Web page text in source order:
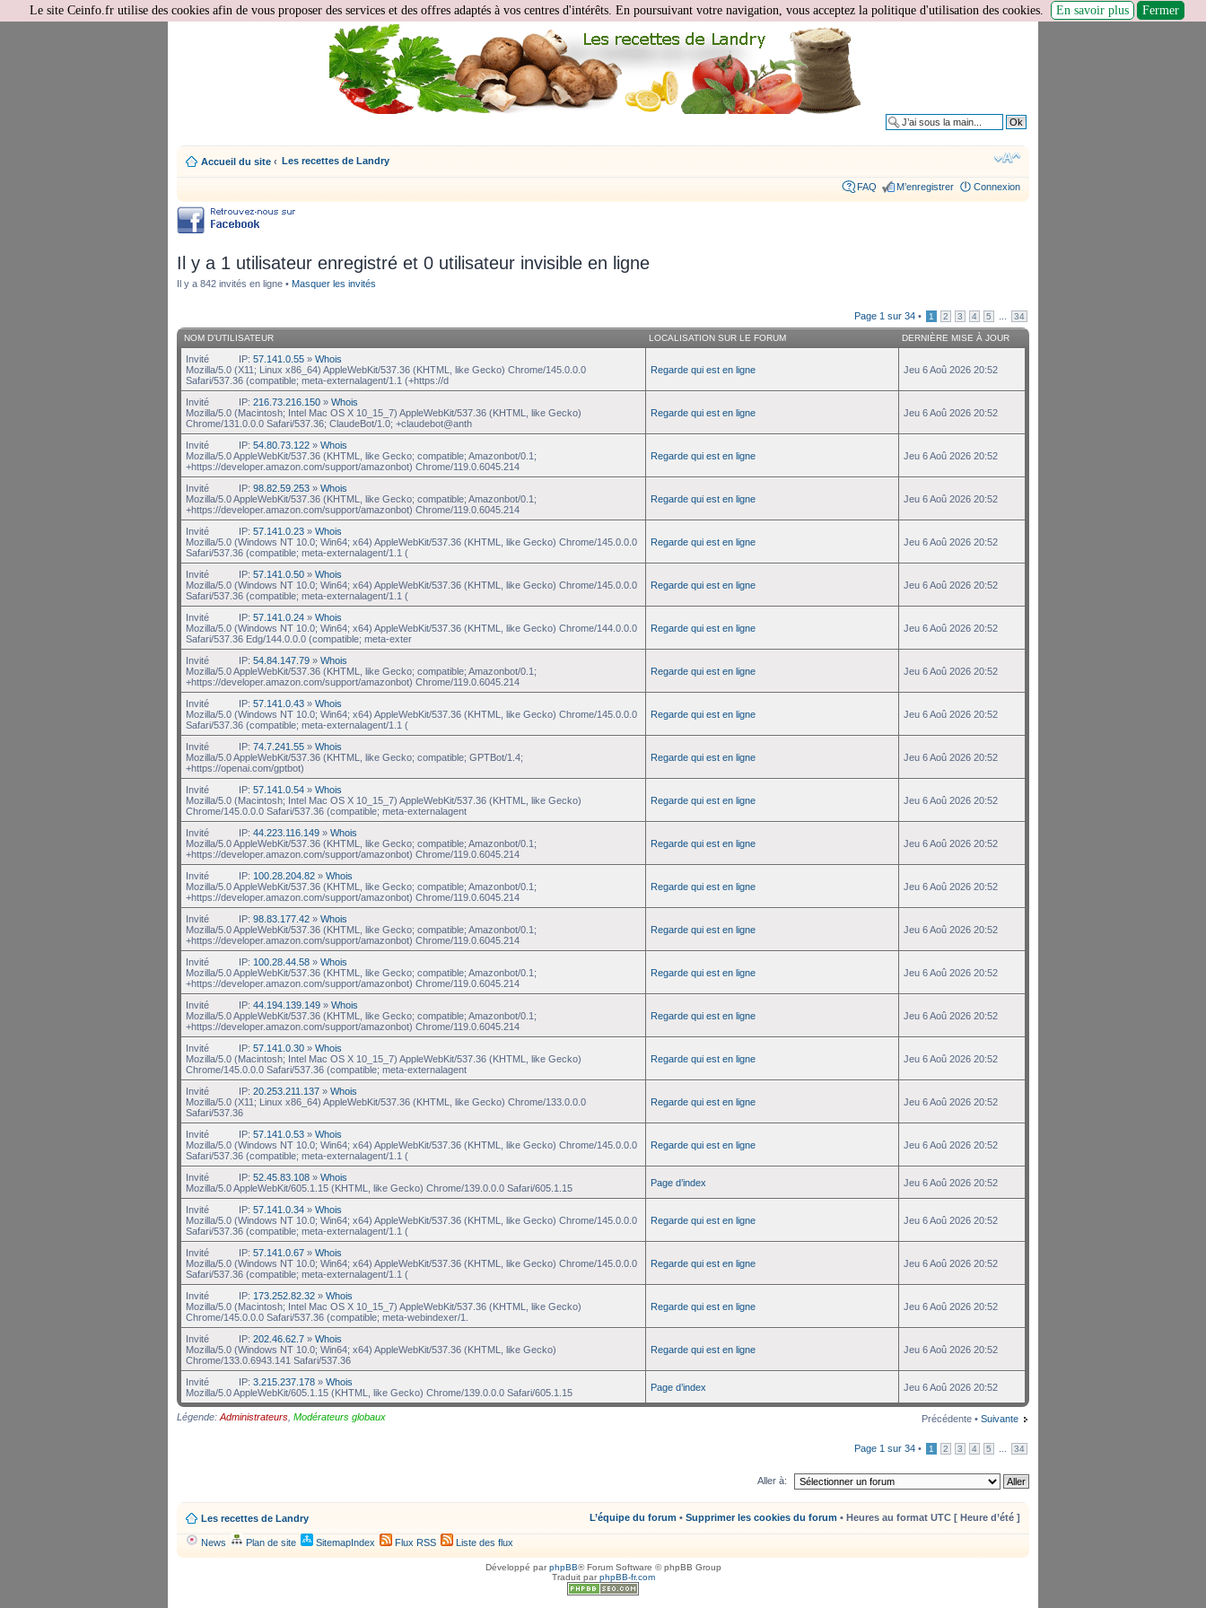
Accueil du site ‹ Les recettes de Landry
FAQ M’enregistrer Connexion
Il y a 1 utilisateur enregistré et 0 utilisateur invisible en ligne
Il y a 842 invités en ligne • Masquer les invités
Page 1 sur 34 • 1 2 3 4 5 34
NOM D’UTILISATEUR LOCALISATION SUR LE FORUM DERNIÈRE MISE À JOUR
Invité IP: 57.141.0.55 » Whois
Mozilla/5.0 (X11; Linux x86_64) AppleWebKit/537.36 (KHTML, like Gecko) Chrome/145.0.0.0
Safari/537.36 (compatible; meta-externalagent/1.1 (+https://d
Regarde qui est en ligne Jeu 6 Aoû 2026 20:52
Invité IP: 216.73.216.150 » Whois
Mozilla/5.0 (Macintosh; Intel Mac OS X 10_15_7) AppleWebKit/537.36 (KHTML, like Gecko)
Chrome/131.0.0.0 Safari/537.36; ClaudeBot/1.0; +claudebot@anth
Regarde qui est en ligne Jeu 6 Aoû 2026 20:52
Invité IP: 54.80.73.122 » Whois
Mozilla/5.0 AppleWebKit/537.36 (KHTML, like Gecko; compatible; Amazonbot/0.1;
+https://developer.amazon.com/support/amazonbot) Chrome/119.0.6045.214
Regarde qui est en ligne Jeu 6 Aoû 2026 20:52
Invité IP: 98.82.59.253 » Whois
Mozilla/5.0 AppleWebKit/537.36 (KHTML, like Gecko; compatible; Amazonbot/0.1;
+https://developer.amazon.com/support/amazonbot) Chrome/119.0.6045.214
Regarde qui est en ligne Jeu 6 Aoû 2026 20:52
Invité IP: 57.141.0.23 » Whois
Mozilla/5.0 (Windows NT 10.0; Win64; x64) AppleWebKit/537.36 (KHTML, like Gecko) Chrome/145.0.0.0
Safari/537.36 (compatible; meta-externalagent/1.1 (
Regarde qui est en ligne Jeu 6 Aoû 2026 20:52
Invité IP: 57.141.0.50 » Whois
Mozilla/5.0 (Windows NT 10.0; Win64; x64) AppleWebKit/537.36 (KHTML, like Gecko) Chrome/145.0.0.0
Safari/537.36 (compatible; meta-externalagent/1.1 (
Regarde qui est en ligne Jeu 6 Aoû 2026 20:52
Invité IP: 57.141.0.24 » Whois
Mozilla/5.0 (Windows NT 10.0; Win64; x64) AppleWebKit/537.36 (KHTML, like Gecko) Chrome/144.0.0.0
Safari/537.36 Edg/144.0.0.0 (compatible; meta-exter
Regarde qui est en ligne Jeu 6 Aoû 2026 20:52
Invité IP: 54.84.147.79 » Whois
Mozilla/5.0 AppleWebKit/537.36 (KHTML, like Gecko; compatible; Amazonbot/0.1;
+https://developer.amazon.com/support/amazonbot) Chrome/119.0.6045.214
Regarde qui est en ligne Jeu 6 Aoû 2026 20:52
Invité IP: 57.141.0.43 » Whois
Mozilla/5.0 (Windows NT 10.0; Win64; x64) AppleWebKit/537.36 (KHTML, like Gecko) Chrome/145.0.0.0
Safari/537.36 (compatible; meta-externalagent/1.1 (
Regarde qui est en ligne Jeu 6 Aoû 2026 20:52
Invité IP: 74.7.241.55 » Whois
Mozilla/5.0 AppleWebKit/537.36 (KHTML, like Gecko; compatible; GPTBot/1.4;
+https://openai.com/gptbot)
Regarde qui est en ligne Jeu 6 Aoû 2026 20:52
Invité IP: 57.141.0.54 » Whois
Mozilla/5.0 (Macintosh; Intel Mac OS X 10_15_7) AppleWebKit/537.36 (KHTML, like Gecko)
Chrome/145.0.0.0 Safari/537.36 (compatible; meta-externalagent
Regarde qui est en ligne Jeu 6 Aoû 2026 20:52
Invité IP: 44.223.116.149 » Whois
Mozilla/5.0 AppleWebKit/537.36 (KHTML, like Gecko; compatible; Amazonbot/0.1;
+https://developer.amazon.com/support/amazonbot) Chrome/119.0.6045.214
Regarde qui est en ligne Jeu 6 Aoû 2026 20:52
Invité IP: 100.28.204.82 » Whois
Mozilla/5.0 AppleWebKit/537.36 (KHTML, like Gecko; compatible; Amazonbot/0.1;
+https://developer.amazon.com/support/amazonbot) Chrome/119.0.6045.214
Regarde qui est en ligne Jeu 6 Aoû 2026 20:52
Invité IP: 98.83.177.42 » Whois
Mozilla/5.0 AppleWebKit/537.36 (KHTML, like Gecko; compatible; Amazonbot/0.1;
+https://developer.amazon.com/support/amazonbot) Chrome/119.0.6045.214
Regarde qui est en ligne Jeu 6 Aoû 2026 20:52
Invité IP: 100.28.44.58 » Whois
Mozilla/5.0 AppleWebKit/537.36 (KHTML, like Gecko; compatible; Amazonbot/0.1;
+https://developer.amazon.com/support/amazonbot) Chrome/119.0.6045.214
Regarde qui est en ligne Jeu 6 Aoû 2026 20:52
Invité IP: 44.194.139.149 » Whois
Mozilla/5.0 AppleWebKit/537.36 (KHTML, like Gecko; compatible; Amazonbot/0.1;
+https://developer.amazon.com/support/amazonbot) Chrome/119.0.6045.214
Regarde qui est en ligne Jeu 6 Aoû 2026 20:52
Invité IP: 57.141.0.30 » Whois
Mozilla/5.0 (Macintosh; Intel Mac OS X 10_15_7) AppleWebKit/537.36 (KHTML, like Gecko)
Chrome/145.0.0.0 Safari/537.36 (compatible; meta-externalagent
Regarde qui est en ligne Jeu 6 Aoû 2026 20:52
Invité IP: 20.253.211.137 » Whois
Mozilla/5.0 (X11; Linux x86_64) AppleWebKit/537.36 (KHTML, like Gecko) Chrome/133.0.0.0
Safari/537.36
Regarde qui est en ligne Jeu 6 Aoû 2026 20:52
Invité IP: 57.141.0.53 » Whois
Mozilla/5.0 (Windows NT 10.0; Win64; x64) AppleWebKit/537.36 (KHTML, like Gecko) Chrome/145.0.0.0
Safari/537.36 (compatible; meta-externalagent/1.1 (
Regarde qui est en ligne Jeu 6 Aoû 2026 20:52
Invité IP: 52.45.83.108 » Whois
Mozilla/5.0 AppleWebKit/605.1.15 (KHTML, like Gecko) Chrome/139.0.0.0 Safari/605.1.15
Page d’index Jeu 6 Aoû 2026 20:52
Invité IP: 57.141.0.34 » Whois
Mozilla/5.0 (Windows NT 10.0; Win64; x64) AppleWebKit/537.36 (KHTML, like Gecko) Chrome/145.0.0.0
Safari/537.36 (compatible; meta-externalagent/1.1 (
Regarde qui est en ligne Jeu 6 Aoû 2026 20:52
Invité IP: 57.141.0.67 » Whois
Mozilla/5.0 (Windows NT 10.0; Win64; x64) AppleWebKit/537.36 (KHTML, like Gecko) Chrome/145.0.0.0
Safari/537.36 (compatible; meta-externalagent/1.1 (
Regarde qui est en ligne Jeu 6 Aoû 2026 20:52
Invité IP: 173.252.82.32 » Whois
Mozilla/5.0 (Macintosh; Intel Mac OS X 10_15_7) AppleWebKit/537.36 (KHTML, like Gecko)
Chrome/145.0.0.0 Safari/537.36 (compatible; meta-webindexer/1.
Regarde qui est en ligne Jeu 6 Aoû 2026 20:52
Invité IP: 202.46.62.7 » Whois
Mozilla/5.0 (Windows NT 10.0; Win64; x64) AppleWebKit/537.36 (KHTML, like Gecko)
Chrome/133.0.6943.141 Safari/537.36
Regarde qui est en ligne Jeu 6 Aoû 2026 20:52
Invité IP: 3.215.237.178 » Whois
Mozilla/5.0 AppleWebKit/605.1.15 (KHTML, like Gecko) Chrome/139.0.0.0 Safari/605.1.15
Page d’index Jeu 6 Aoû 2026 20:52
Précédente • Suivante
Légende: Administrateurs Modérateurs globaux
Page 1 sur 34 • 1 2 3 4 5 34
Aller à:
Les recettes de Landry L’équipe du forum • Supprimer les cookies du forum • Heures au format UTC [ Heure d’été ]
News Plan de site SitemapIndex Flux RSS Liste des flux
Développé parphpBB® Forum Software © phpBB Group
Traduit parphpBB-fr.com
Le site Ceinfo.fr utilise des cookies afin de vous proposer des services et des offres adaptés à vos centres d'intérêts. En poursuivant votre navigation, vous acceptez la politique d'utilisation des cookies. En savoir plus Fermer